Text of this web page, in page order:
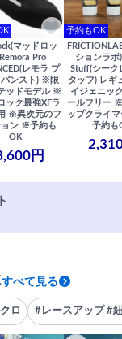
マッドロッ
Pro
レモラ プ
バンスト) ※限
ッドモデル ※
ック最強XFラ
※異次元のフ
ョン ※予約も
OK
円
予約もOK
ションラボ
Stuff(シーク
タッフ) レギ
イジェニッ
ールフリー
ップクライ
予約も
すべて見る
ロ #レースアップ #